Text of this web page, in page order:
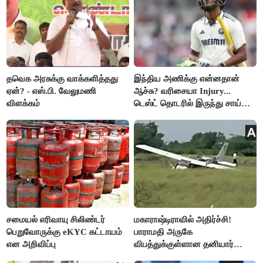
தவெக அரசுக்கு வாக்களித்தது
ஏன்? - எஸ்.பி. வேலுமணி
விளக்கம்
இந்திய அணிக்கு என்னதான்
ஆச்சு? வரிசையா Injury...
டெஸ்ட் தொடரில் இருந்து சாய்
சமையல் எரிவாயு சிலிண்டர்
பெறுவோருக்கு eKYC கட்டாயம்
என அறிவிப்பு
மகாராஷ்டிராவில் அதிர்ச்சி!
பாராமதி அருகே
விபத்துக்குள்ளான தனியார்